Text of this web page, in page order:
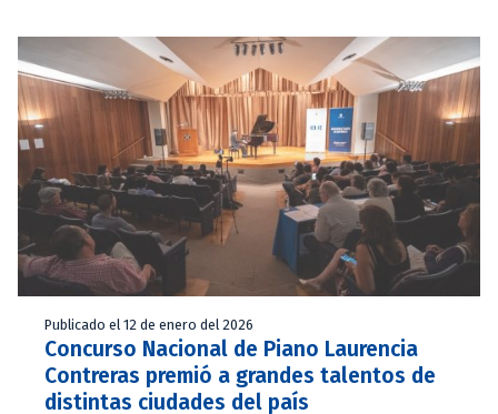
Publicado el 12 de enero del 2026
Concurso Nacional de Piano Laurencia
Contreras premió a grandes talentos de
distintas ciudades del país